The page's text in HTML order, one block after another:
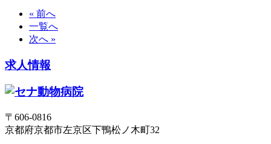
« 前へ
一覧へ
次へ »
求人情報
〒606-0816
京都府京都市左京区下鴨松ノ木町32